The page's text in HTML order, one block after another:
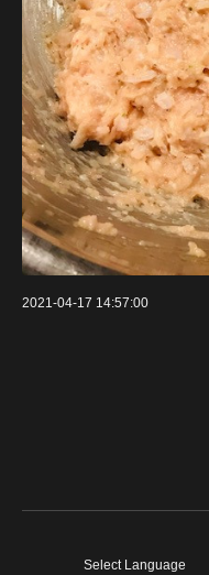
2021-04-17 14:57:00
Select Language